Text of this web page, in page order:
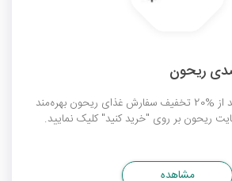
با وارد کردن کد می‌توانید از %20 تخفیف سفارش غذای ریحون بهره‌مند
ریحون بر روی "خرید کنید" کلیک نمایید.
مشاهده